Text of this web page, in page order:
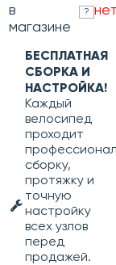
в
магазине
?
БЕСПЛАТНАЯ
СБОРКА И
НАСТРОЙКА!
Каждый
велосипед
проходит
сборку,
протяжку и
точную
настройку
всех узлов
перед
продажей.